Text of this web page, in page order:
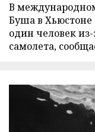
В
Буша в
один человек
самолета,